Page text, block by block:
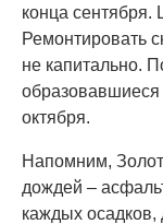
конца сентября.
Ремонтировать
не капитально.
октября.
Напомним,
дождей –
каждых осадков,